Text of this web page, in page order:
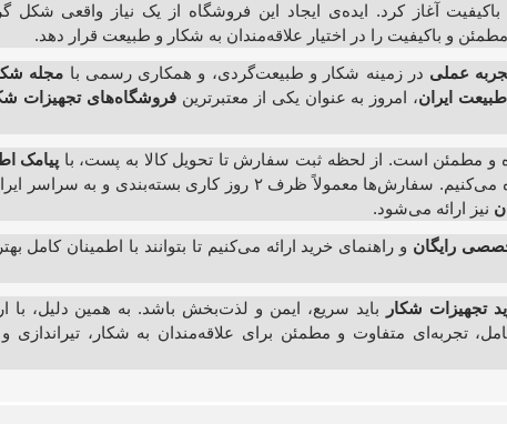
آغاز کرد. ایده‌ی ایجاد این فروشگاه از یک نیاز واقعی شکل
و باکیفیت را در اختیار علاقه‌مندان به شکار و طبیعت قرار دهد.
در زمینه شکار و طبیعت‌گردی، و همکاری رسمی با مجله
ایران، امروز به عنوان یکی از معتبرترین فروشگاه‌های تجهیزات
و مطمئن است. از لحظه ثبت سفارش تا تحویل کالا به پست، با پیامک
را از وضعیت سفارش خود آگاه می‌کنیم. سفارش‌ها معمولاً ظرف ۲ روز کاری
نیز ارائه می‌شود.
رایگان و راهنمای خرید ارائه می‌کنیم تا بتوانند با اطمینان کامل
تجهیزات شکار
باید سریع، ایمن و لذت‌بخش باشد. به همین دلیل، با
تجربه‌ای متفاوت و مطمئن برای علاقه‌مندان به شکار، تیراندازی